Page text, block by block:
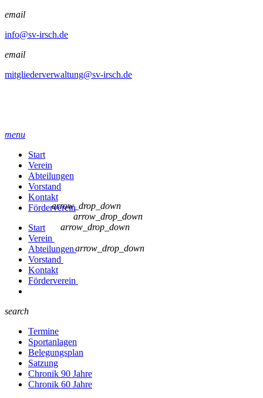
email
info@sv-irsch.de
email
mitgliederverwaltung@sv-irsch.de
menu
Start
Verein
Abteilungen
Vorstand
Kontakt
Förderverein
Start
Verein
arrow_drop_down
Abteilungen
arrow_drop_down
Vorstand
arrow_drop_down
Kontakt
Förderverein
arrow_drop_down
search
Termine
Sportanlagen
Belegungsplan
Satzung
Chronik 90 Jahre
Chronik 60 Jahre